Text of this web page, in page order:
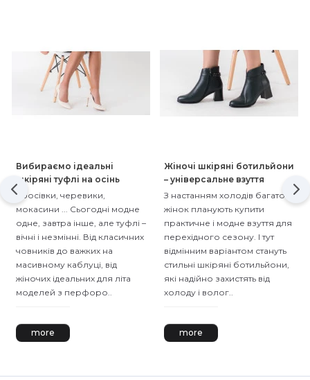
Вибираємо ідеальні
шкіряні туфлі на осінь
Кросівки, черевики,
мокасини ... Сьогодні модне
одне, завтра інше, але туфлі –
вічні і незмінні. Від класичних
човників до важких на
масивному каблуці, від
жіночих ідеальних для літа
моделей з перфоро..
more
Жіночі шкіряні ботильйони
– універсальне взуття
З настанням холодів багато
жінок планують купити
практичне і модне взуття для
перехідного сезону. І тут
відмінним варіантом стануть
стильні шкіряні ботильйони,
які надійно захистять від
холоду і волог..
more